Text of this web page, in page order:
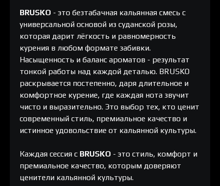
BRUSKO - это безтабачная кальянная смесь с
универсальной основой из суданской розы,
которая дарит лёгкость и равномерность
курения в любом формате забивки.
Насыщенность и баланс ароматов - результат
тонкой работы над каждой деталью. BRUSKO
раскрывается постепенно, даря длительное и
комфортное курение, где каждая нота звучит
чисто и выразительно. Это выбор тех, кто ценит
современный стиль, премиальное качество и
истинное удовольствие от кальянной культуры.
Каждая сессия с BRUSKO - это стиль, комфорт и
премиальное качество, которым доверяют
ценители кальянной культуры.